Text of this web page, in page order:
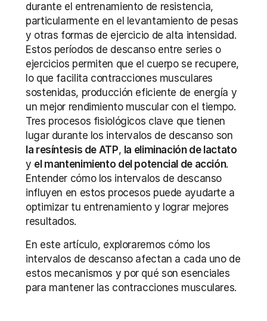
durante el entrenamiento de resistencia,
particularmente en el levantamiento de pesas
y otras formas de ejercicio de alta intensidad.
Estos períodos de descanso entre series o
ejercicios permiten que el cuerpo se recupere,
lo que facilita contracciones musculares
sostenidas, producción eficiente de energía y
un mejor rendimiento muscular con el tiempo.
Tres procesos fisiológicos clave que tienen
la resíntesis de ATP, la eliminación de lactato
y el mantenimiento del potencial de acción.
Entender cómo los intervalos de descanso
influyen en estos procesos puede ayudarte a
optimizar tu entrenamiento y lograr mejores
resultados.
En este artículo, exploraremos cómo los
intervalos de descanso afectan a cada uno de
estos mecanismos y por qué son esenciales
para mantener las contracciones musculares.